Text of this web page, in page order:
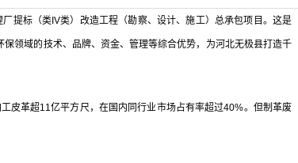
提标（类IV类）改造工程（勘察、设计、施工）总承包项目。这是
领域的技术、品牌、资金、管理等综合优势，为河北无极县打造千
革超11亿平方尺，在国内同行业市场占有率超过40%。但制革废